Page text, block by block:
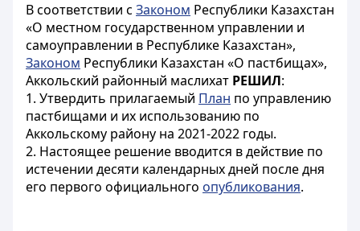
В соответствии с Законом Республики Казахстан
«О местном государственном управлении и
самоуправлении в Республике Казахстан»,
Законом Республики Казахстан «О пастбищах»,
Аккольский районный маслихат РЕШИЛ:
1. Утвердить прилагаемый План по управлению
пастбищами и их использованию по
Аккольскому району на 2021-2022 годы.
2. Настоящее решение вводится в действие по
истечении десяти календарных дней после дня
его первого официального опубликования.